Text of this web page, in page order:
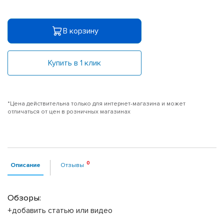
В корзину
Купить в 1 клик
*Цена действительна только для интернет-магазина и может
отличаться от цен в розничных магазинах
Описание Отзывы
Обзоры:
+добавить статью или видео